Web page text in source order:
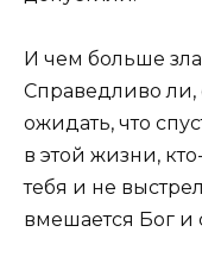
И чем больше зла
Справедливо ли,
ожидать, что
в этой жизни,
тебя и не
вмешается Бог и